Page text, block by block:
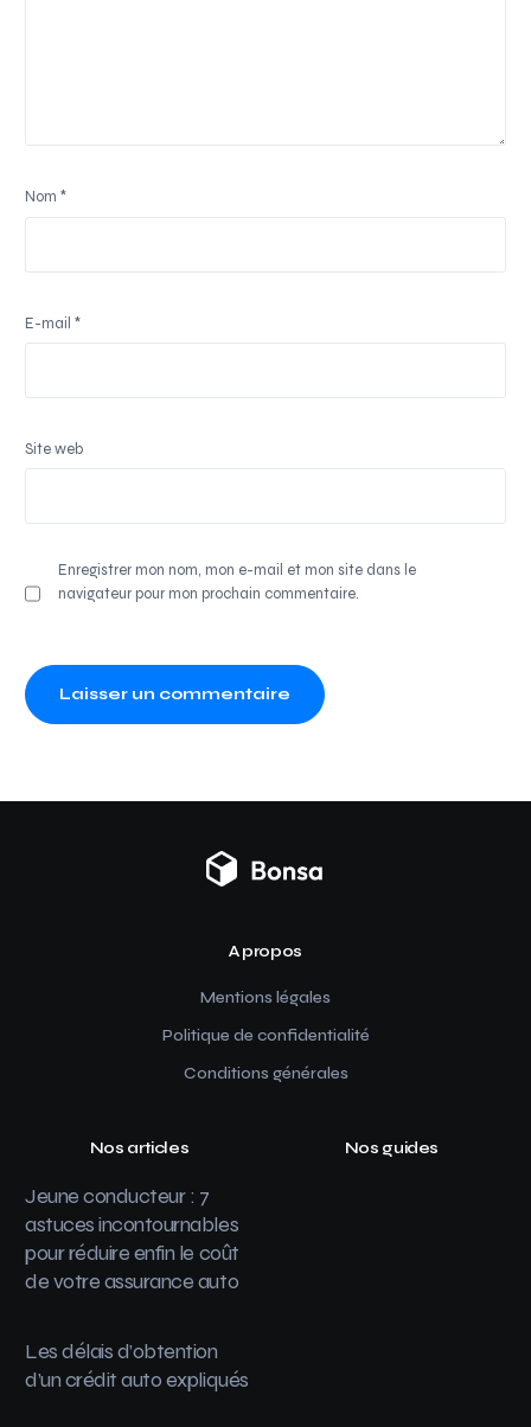
Nom*
E-mail*
Site web
Enregistrer mon nom, mon e-mail et mon site dans le
navigateur pour mon prochain commentaire.
A propos
Mentions légales
Politique de confidentialité
Conditions générales
Nos articles
Jeune conducteur : 7
astuces incontournables
pour réduire enfin le coût
de votre assurance auto
Les délais d’obtention
d’un crédit auto expliqués
Nos guides